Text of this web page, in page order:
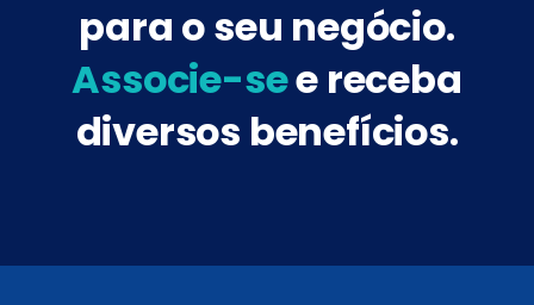
para o seu negócio.
Associe-see receba
diversos benefícios.